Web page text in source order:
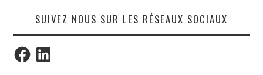
SUIVEZ NOUS SUR LES RÉSEAUX SOCIAUX
FacebookLinkedIn